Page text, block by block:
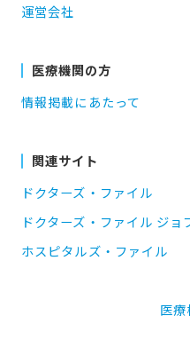
運営会社
医療機関の方
情報掲載にあたって
関連サイト
ドクターズ・ファイル
ドクターズ・ファイル ジョ
ホスピタルズ・ファイル
医